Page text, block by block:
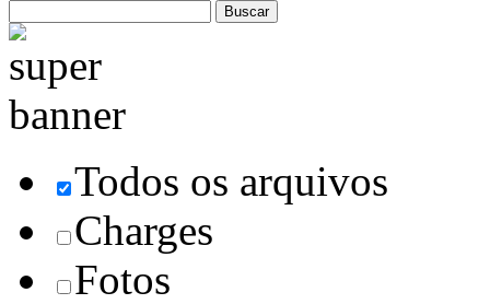
Todos os arquivos
Charges
Fotos